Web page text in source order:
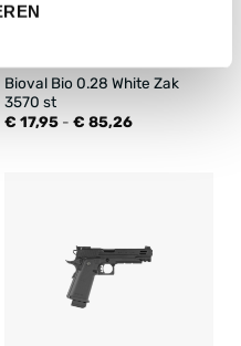
Bioval Bio 0.28 White Zak
3570 st
€ 17,95 - € 85,26Prijsklasse: